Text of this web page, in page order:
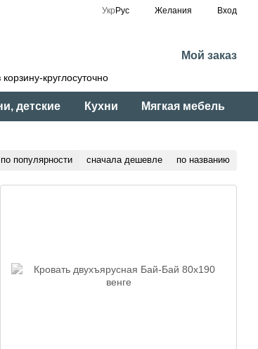
Укр Рус Желания Вход
круглосуточно
Мой заказ
детские Кухни Мягкая мебель
по популярности сначала дешевле по названию